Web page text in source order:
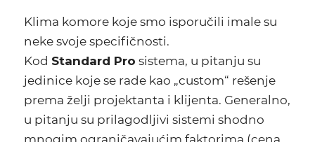
Klima komore koje smo isporučili imale su
neke svoje specifičnosti.
Kod Standard Pro sistema, u pitanju su
jedinice koje se rade kao „custom“ rešenje
prema želji projektanta i klijenta. Generalno,
u pitanju su prilagodljivi sistemi shodno